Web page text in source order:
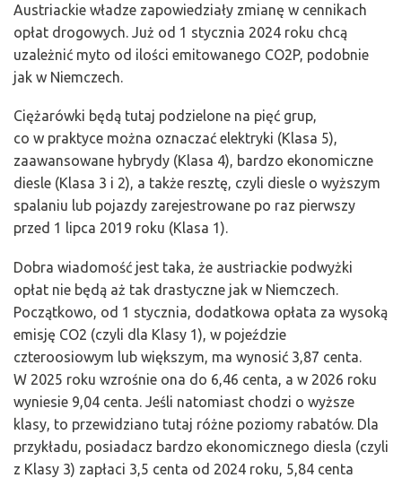
Austriackie władze zapowiedziały zmianę w cennikach
opłat drogowych. Już od 1 stycznia 2024 roku chcą
uzależnić myto od ilości emitowanego CO2P, podobnie
jak w Niemczech.
Ciężarówki będą tutaj podzielone na pięć grup,
co w praktyce można oznaczać elektryki (Klasa 5),
zaawansowane hybrydy (Klasa 4), bardzo ekonomiczne
diesle (Klasa 3 i 2), a także resztę, czyli diesle o wyższym
spalaniu lub pojazdy zarejestrowane po raz pierwszy
przed 1 lipca 2019 roku (Klasa 1).
Dobra wiadomość jest taka, że austriackie podwyżki
opłat nie będą aż tak drastyczne jak w Niemczech.
Początkowo, od 1 stycznia, dodatkowa opłata za wysoką
emisję CO2 (czyli dla Klasy 1), w pojeździe
czteroosiowym lub większym, ma wynosić 3,87 centa.
W 2025 roku wzrośnie ona do 6,46 centa, a w 2026 roku
wyniesie 9,04 centa. Jeśli natomiast chodzi o wyższe
klasy, to przewidziano tutaj różne poziomy rabatów. Dla
przykładu, posiadacz bardzo ekonomicznego diesla (czyli
z Klasy 3) zapłaci 3,5 centa od 2024 roku, 5,84 centa